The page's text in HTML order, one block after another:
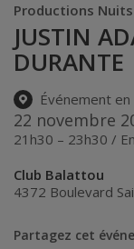
Productions
JUSTIN
DURANTE
Événement
22 novembre
21h30 – 23h30 /
Club Balattou
4372 Boulevard
Partagez cet